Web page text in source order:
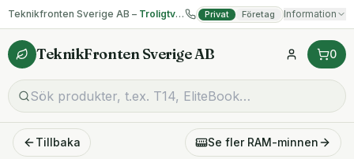
Teknikfronten Sverige AB – Troligtvis billigast på begagnad IT! Privat Företag Information
TeknikFronten Sverige AB 0
Tillbaka Se fler RAM-minnen